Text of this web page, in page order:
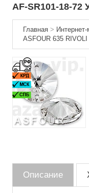
AF-SR101-18-72
Главная> Интернет-
ASFOUR 635
Описание